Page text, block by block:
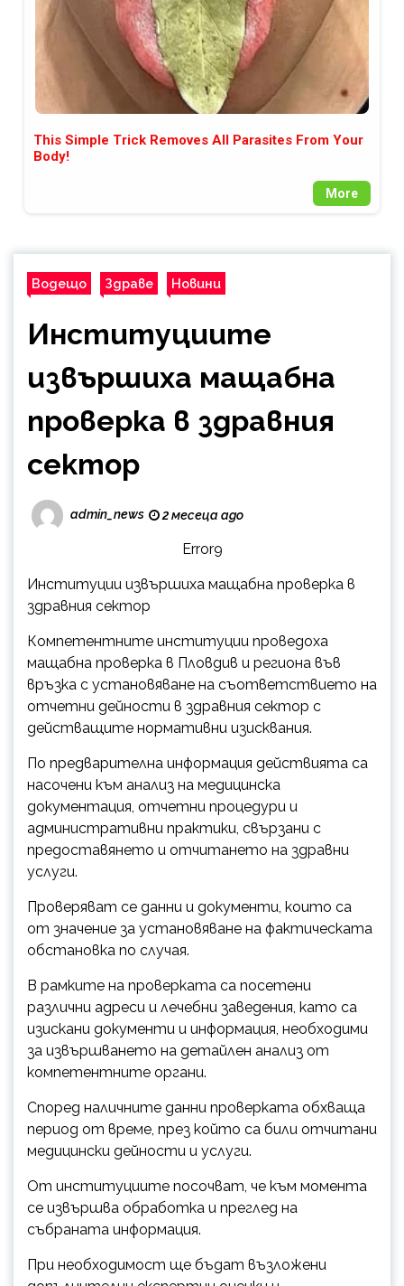
This Simple Trick Removes All Parasites From Your
Body!
More
Водещо Здраве Новини
Институциите
извършиха мащабна
проверка в здравния
сектор
admin_news 2 месеца ago
Error9
Институции извършиха мащабна проверка в
здравния сектор
Компетентните институции проведоха
мащабна проверка в Пловдив и региона във
връзка с установяване на съответствието на
отчетни дейности в здравния сектор с
действащите нормативни изисквания.
По предварителна информация действията са
насочени към анализ на медицинска
документация, отчетни процедури и
административни практики, свързани с
предоставянето и отчитането на здравни
услуги.
Проверяват се данни и документи, които са
от значение за установяване на фактическата
обстановка по случая.
В рамките на проверката са посетени
различни адреси и лечебни заведения, като са
изискани документи и информация, необходими
за извършването на детайлен анализ от
компетентните органи.
Според наличните данни проверката обхваща
период от време, през който са били отчитани
медицински дейности и услуги.
От институциите посочват, че към момента
се извършва обработка и преглед на
събраната информация.
При необходимост ще бъдат възложени